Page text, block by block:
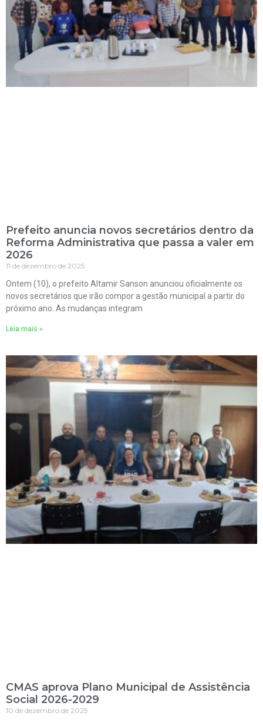
Prefeito anuncia novos secretários dentro da
Reforma Administrativa que passa a valer em
2026
11 de dezembro de 2025
Ontem (10), o prefeito Altamir Sanson anunciou oficialmente os
novos secretários que irão compor a gestão municipal a partir do
próximo ano. As mudanças integram
Leia mais »
CMAS aprova Plano Municipal de Assistência
Social 2026-2029
10 de dezembro de 2025